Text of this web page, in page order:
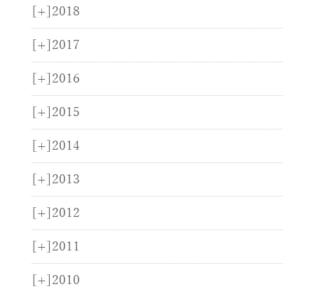
[+] 2018
[+] 2017
[+] 2016
[+] 2015
[+] 2014
[+] 2013
[+] 2012
[+] 2011
[+] 2010